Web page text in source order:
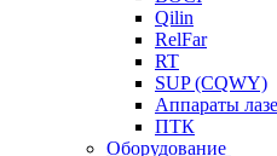
Qilin
RelFar
RT
SUP (CQWY)
Аппараты
ПТК
Оборудование